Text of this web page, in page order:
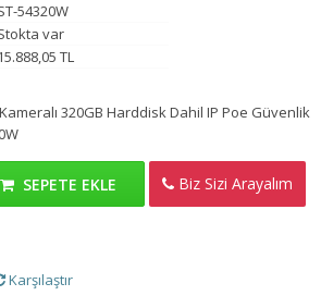
54320W
var
TL
320GB Harddisk Dahil IP Poe Güvenlik
SEPETE EKLE
Karşılaştır
Biz Sizi Arayalım